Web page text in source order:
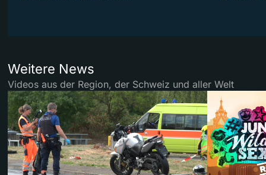
Weitere News
Videos aus der Region, der Schweiz und aller Welt